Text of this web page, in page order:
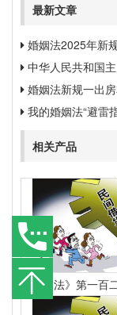
最新文章
婚姻法2025年新
中华人民共和国
婚姻法新规一出
我的婚姻法“避雷
相关产品